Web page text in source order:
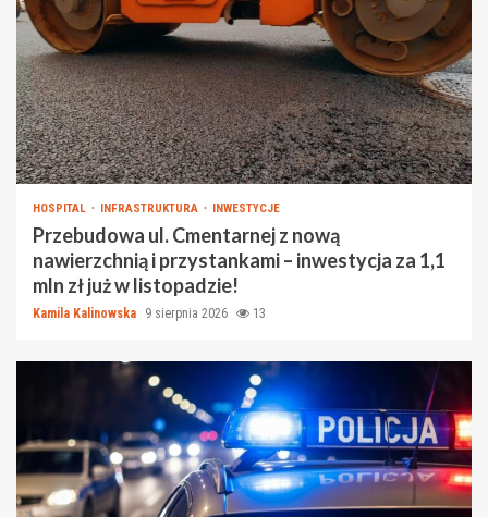
HOSPITAL INFRASTRUKTURA INWESTYCJE
Przebudowa ul. Cmentarnej z nową
nawierzchnią i przystankami – inwestycja za 1,1
mln zł już w listopadzie!
Kamila Kalinowska 9 sierpnia 2026 13